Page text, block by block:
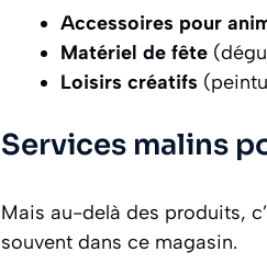
Accessoires pour
Matériel de fête
Loisirs créatifs
Services malins
Mais au-delà des produits,
souvent dans ce magasin.